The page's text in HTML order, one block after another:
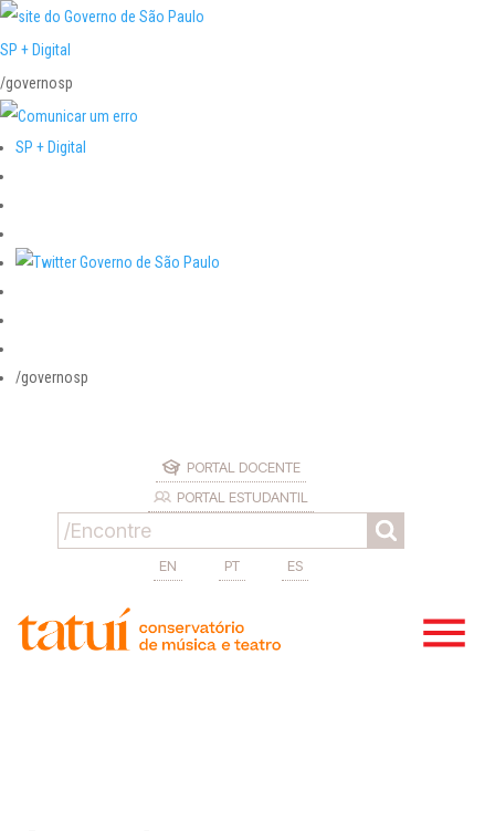
SP + Digital
/governosp
SP + Digital
/governosp
PORTAL DOCENTE
PORTAL ESTUDANTIL
EN PT ES